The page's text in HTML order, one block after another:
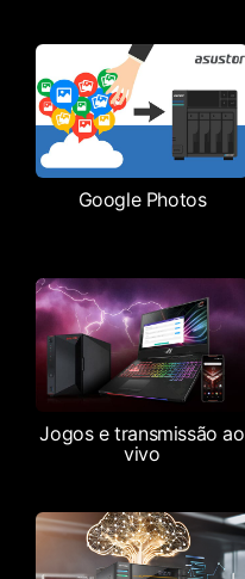
Google Photos
Jogos e transmissão ao
vivo